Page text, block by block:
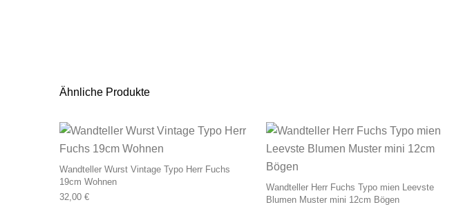
Ähnliche Produkte
Wandteller Wurst Vintage Typo Herr Fuchs
19cm Wohnen
32,00 €
Wandteller Herr Fuchs Typo mien Leevste
Blumen Muster mini 12cm Bögen